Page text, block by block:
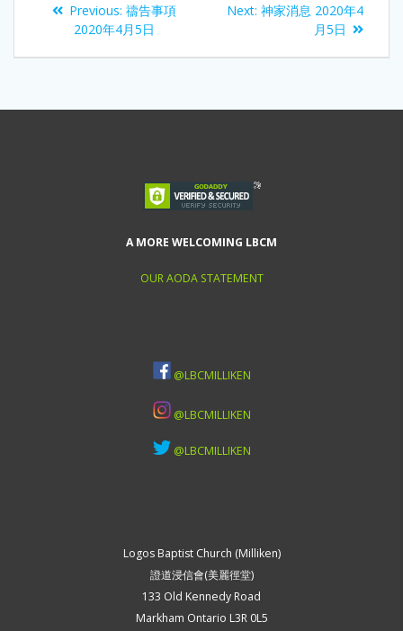
Previous: 禱告事項
2020年4月5日
Next: 神家消息 2020年4
月5日
Logos Baptist Church (Milliken)
證道浸信會(美麗徑堂)
133 Old Kennedy Road
Markham Ontario L3R 0L5
A MORE WELCOMING LBCM
OUR AODA STATEMENT
@LBCMILLIKEN
@LBCMILLIKEN
@LBCMILLIKEN